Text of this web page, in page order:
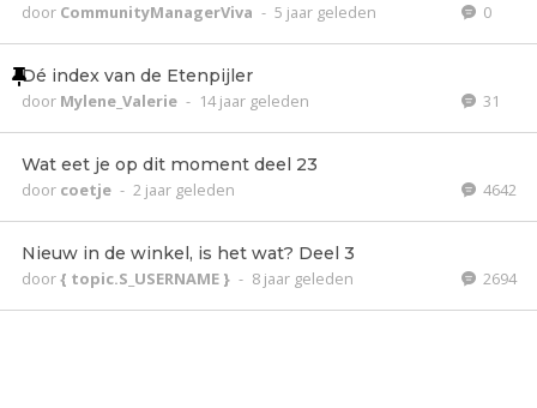
door CommunityManagerViva - 5 jaar geleden 0
Dé index van de Etenpijler
door Mylene_Valerie - 14 jaar geleden 31
Wat eet je op dit moment deel 23
door coetje - 2 jaar geleden 4642
Nieuw in de winkel, is het wat? Deel 3
door{ topic.S_USERNAME } - 8 jaar geleden 2694